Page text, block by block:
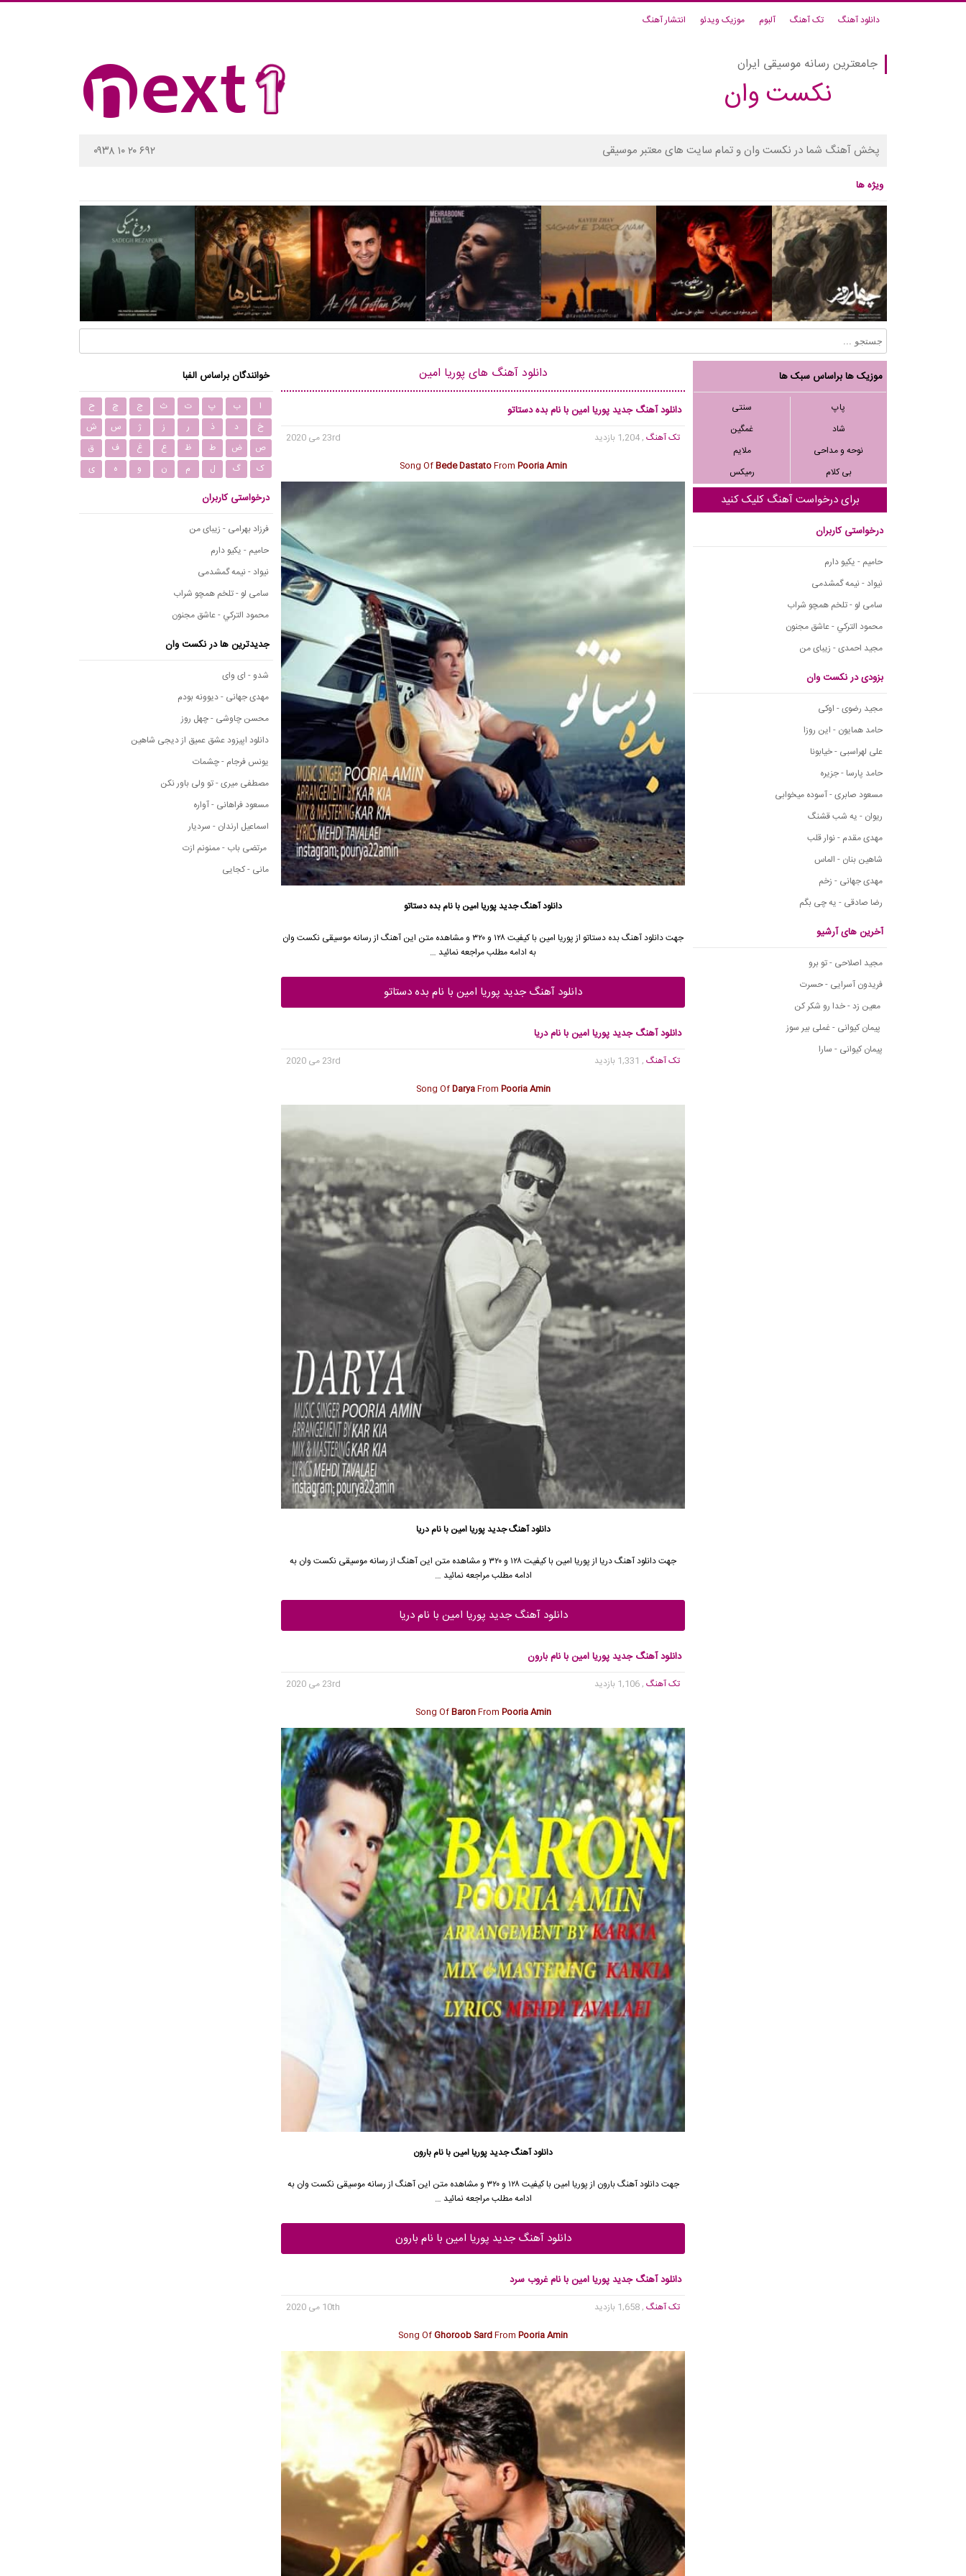
دانلود آهنگ تک آهنگ آلبوم موزیک ویدئو انتشار آهنگ
جامعترین رسانه موسیقی ایران
نکست وان
پخش آهنگ شما در نکست وان و تمام سایت های معتبر موسیقی ۰۹۳۸ ۱۰ ۲۰ ۶۹۲
ویژه ها
موزیک ها براساس سبک ها
پاپ
سنتی
شاد
غمگین
نوحه و مداحی
ملایم
بی کلام
رمیکس
برای درخواست آهنگ کلیک کنید
درخواستی کاربران
حامیم - یکیو دارم
نیواد - نیمه گمشدمی
سامی لو - تلخم همچو شراب
محمود التركي - عاشق مجنون
مجید احمدی - زیبای من
بزودی در نکست وان
مجید رضوی - اوکی
حامد همایون - این روزا
علی لهراسبی - خیابونا
حامد پارسا - جزیره
مسعود صابری - آسوده میخوابی
ریوان - یه شب قشنگ
مهدی مقدم - نوار قلب
شاهین بنان - الماس
مهدی جهانی - زخم
رضا صادقی - یه چی بگم
آخرین های آرشیو
مجید اصلاحی - تو برو
فریدون آسرایی - حسرت
معین زد - خدا رو شکر کن
پیمان کیوانی - غملی بیر سوز
پیمان کیوانی - سارا
دانلود آهنگ های پوریا امین
دانلود آهنگ جدید پوریا امین با نام بده دستاتو
تک آهنگ, 1,204 بازدید
23rd می 2020
Song OfBede DastatoFrom Pooria Amin
دانلود آهنگ جدیدپوریا امین با نام بده دستاتو
جهت دانلود آهنگ بده دستاتو از پوریا امین
با کیفیت ۱۲۸ و ۳۲۰ و مشاهده متن این آهنگ از رسانه موسیقی نکست وان
به ادامه مطلب مراجعه نمائید …
دانلود آهنگ جدید پوریا امین با نام بده دستاتو
دانلود آهنگ جدید پوریا امین با نام دریا
تک آهنگ, 1,331 بازدید
23rd می 2020
Song OfDaryaFrom Pooria Amin
دانلود آهنگ جدیدپوریا امین با نام دریا
جهت دانلود آهنگ دریا از پوریا امین
با کیفیت ۱۲۸ و ۳۲۰ و مشاهده متن این آهنگ از رسانه موسیقی نکست وان به
ادامه مطلب مراجعه نمائید …
دانلود آهنگ جدید پوریا امین با نام دریا
دانلود آهنگ جدید پوریا امین با نام بارون
تک آهنگ, 1,106 بازدید
23rd می 2020
Song OfBaronFrom Pooria Amin
دانلود آهنگ جدیدپوریا امین با نام بارون
جهت دانلود آهنگ بارون از پوریا امین
با کیفیت ۱۲۸ و ۳۲۰ و مشاهده متن این آهنگ از رسانه موسیقی نکست وان به
ادامه مطلب مراجعه نمائید …
دانلود آهنگ جدید پوریا امین با نام بارون
دانلود آهنگ جدید پوریا امین با نام غروب سرد
تک آهنگ, 1,658 بازدید
10th می 2020
Song OfGhoroob SardFromPooria Amin
خوانندگان براساس الفبا
ا ب پ ت ث ج چ
ح
خ
د ذ ر ز ژ س
ش
ص
ض ط ظ ع غ ف
ق
ک
گ ل م ن و ه ی
درخواستی کاربران
فرزاد بهرامی - زیبای من
حامیم - یکیو دارم
نیواد - نیمه گمشدمی
سامی لو - تلخم همچو شراب
محمود التركي - عاشق مجنون
جدیدترین ها در نکست وان
شدو - ای وای
مهدی جهانی - دیوونه بودم
محسن چاوشی - چهل روز
دانلود اپیزود عشق عمیق از دیجی شاهین
یونس فرجام - چشمات
مصطفی میری - تو ولی باور نکن
مسعود فراهانی - آواره
اسماعیل ارندان - سردیار
مرتضی باب - ممنونم ازت
مانی - کجایی